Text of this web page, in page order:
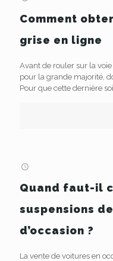
Comment
grise en ligne
Avant de rouler sur la
pour la grande majorité,
Pour que cette dernière
Quand faut-il
suspensions
d’occasion ?
La vente de voitures en